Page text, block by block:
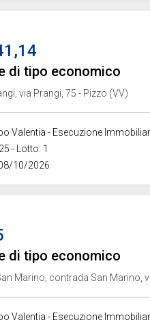
di tipo economico
via Prangi, 75 - Pizzo (VV)
Valentia - Esecuzione
- Lotto: 1
10/2026
di tipo economico
Marino, contrada San Marino,
Valentia - Esecuzione